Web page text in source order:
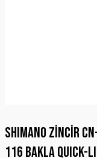
SHIMANO Zincir
116 bakla QUICK-